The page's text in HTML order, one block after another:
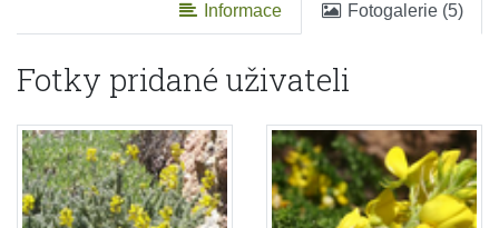
Informace Fotogalerie (5)
Fotky pridané uživateli